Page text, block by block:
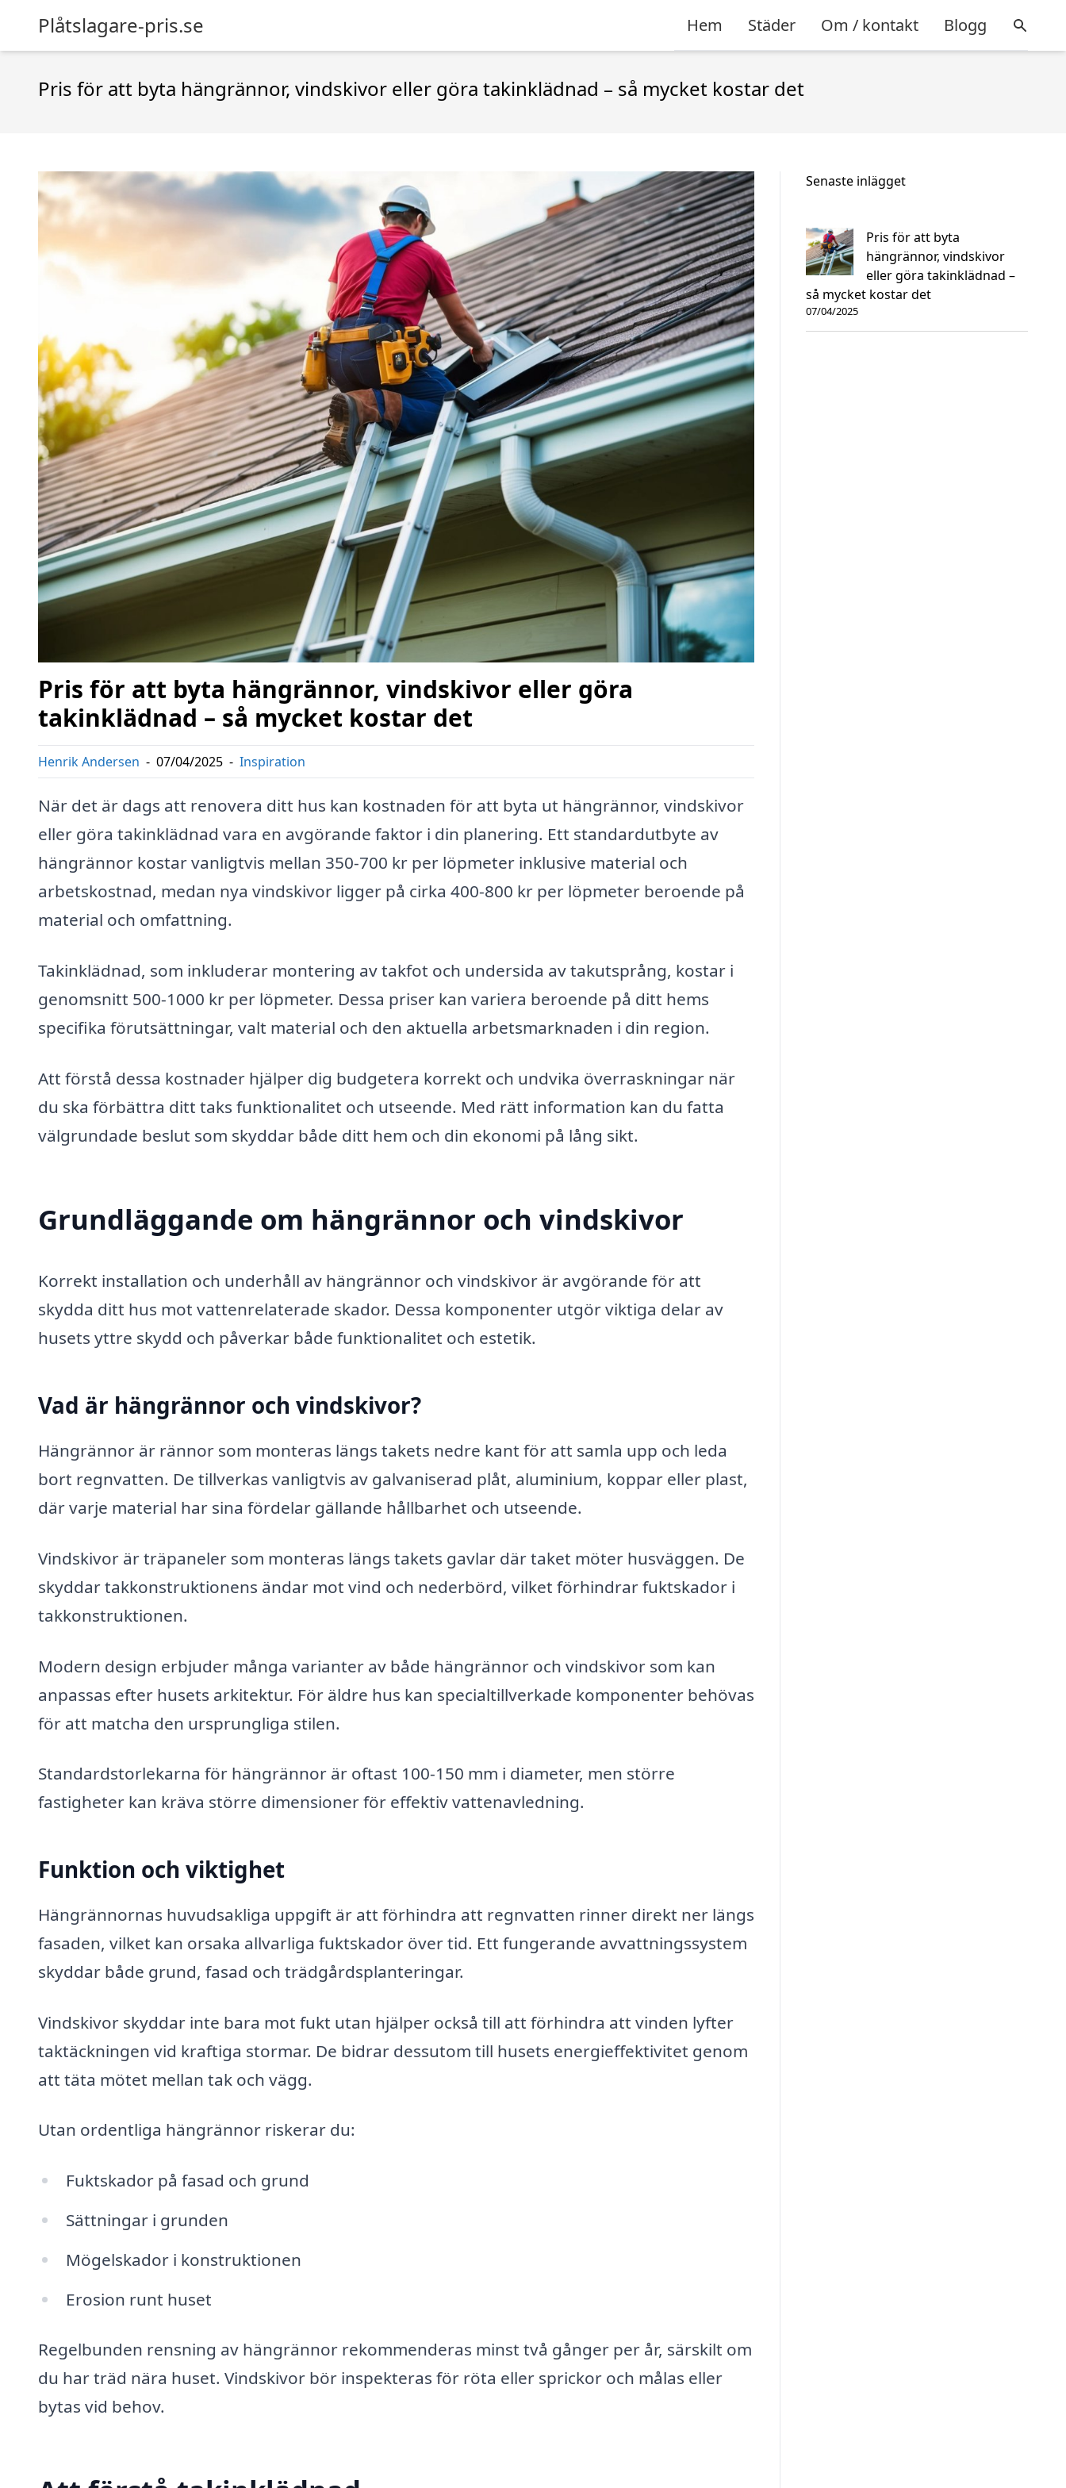
Plåtslagare-pris.se Hem Städer Om / kontakt Blogg
Pris för att byta hängrännor, vindskivor eller göra takinklädnad – så mycket kostar det
Pris för att byta hängrännor, vindskivor eller göra
takinklädnad – så mycket kostar det
Henrik Andersen - 07/04/2025 - Inspiration
När det är dags att renovera ditt hus kan kostnaden för att byta ut hängrännor, vindskivor
eller göra takinklädnad vara en avgörande faktor i din planering. Ett standardutbyte av
hängrännor kostar vanligtvis mellan 350-700 kr per löpmeter inklusive material och
arbetskostnad, medan nya vindskivor ligger på cirka 400-800 kr per löpmeter beroende på
material och omfattning.
Takinklädnad, som inkluderar montering av takfot och undersida av takutsprång, kostar i
genomsnitt 500-1000 kr per löpmeter. Dessa priser kan variera beroende på ditt hems
specifika förutsättningar, valt material och den aktuella arbetsmarknaden i din region.
Att förstå dessa kostnader hjälper dig budgetera korrekt och undvika överraskningar när
du ska förbättra ditt taks funktionalitet och utseende. Med rätt information kan du fatta
välgrundade beslut som skyddar både ditt hem och din ekonomi på lång sikt.
Grundläggande om hängrännor och vindskivor
Korrekt installation och underhåll av hängrännor och vindskivor är avgörande för att
skydda ditt hus mot vattenrelaterade skador. Dessa komponenter utgör viktiga delar av
husets yttre skydd och påverkar både funktionalitet och estetik.
Vad är hängrännor och vindskivor?
Hängrännor är rännor som monteras längs takets nedre kant för att samla upp och leda
bort regnvatten. De tillverkas vanligtvis av galvaniserad plåt, aluminium, koppar eller plast,
där varje material har sina fördelar gällande hållbarhet och utseende.
Vindskivor är träpaneler som monteras längs takets gavlar där taket möter husväggen. De
skyddar takkonstruktionens ändar mot vind och nederbörd, vilket förhindrar fuktskador i
takkonstruktionen.
Modern design erbjuder många varianter av både hängrännor och vindskivor som kan
anpassas efter husets arkitektur. För äldre hus kan specialtillverkade komponenter behövas
för att matcha den ursprungliga stilen.
Standardstorlekarna för hängrännor är oftast 100-150 mm i diameter, men större
fastigheter kan kräva större dimensioner för effektiv vattenavledning.
Funktion och viktighet
Hängrännornas huvudsakliga uppgift är att förhindra att regnvatten rinner direkt ner längs
fasaden, vilket kan orsaka allvarliga fuktskador över tid. Ett fungerande avvattningssystem
skyddar både grund, fasad och trädgårdsplanteringar.
Vindskivor skyddar inte bara mot fukt utan hjälper också till att förhindra att vinden lyfter
taktäckningen vid kraftiga stormar. De bidrar dessutom till husets energieffektivitet genom
att täta mötet mellan tak och vägg.
Utan ordentliga hängrännor riskerar du:
Fuktskador på fasad och grund
Sättningar i grunden
Mögelskador i konstruktionen
Erosion runt huset
Regelbunden rensning av hängrännor rekommenderas minst två gånger per år, särskilt om
du har träd nära huset. Vindskivor bör inspekteras för röta eller sprickor och målas eller
bytas vid behov.
Senaste inlägget
Pris för att byta
hängrännor, vindskivor
eller göra takinklädnad –
så mycket kostar det
07/04/2025